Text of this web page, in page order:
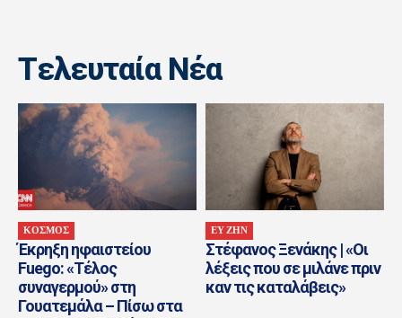
Tελευταία Nέα
ΚΟΣΜΟΣ
Έκρηξη ηφαιστείου
Fuego: «Τέλος
συναγερμού» στη
Γουατεμάλα – Πίσω στα
ΕΥ ΖΗΝ
Στέφανος Ξενάκης | «Οι
λέξεις που σε μιλάνε πριν
καν τις καταλάβεις»